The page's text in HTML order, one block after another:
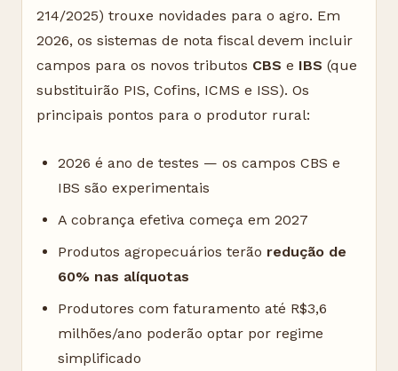
214/2025) trouxe novidades para o agro. Em
2026, os sistemas de nota fiscal devem incluir
campos para os novos tributos CBS e IBS (que
substituirão PIS, Cofins, ICMS e ISS). Os
principais pontos para o produtor rural:
2026 é ano de testes — os campos CBS e
IBS são experimentais
A cobrança efetiva começa em 2027
Produtos agropecuários terão redução de
60% nas alíquotas
Produtores com faturamento até R$3,6
milhões/ano poderão optar por regime
simplificado